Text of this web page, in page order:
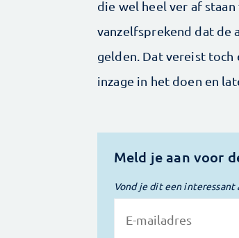
die wel heel ver af
vanzelfsprekend dat
gelden. Dat vereist toch
inzage in het doen en
Meld je aan voor
Vond je dit een